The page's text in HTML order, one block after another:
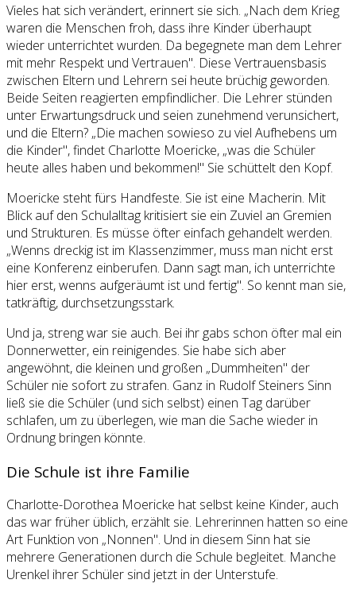
Vieles hat sich verändert, erinnert sie sich. „Nach dem Krieg
waren die Menschen froh, dass ihre Kinder überhaupt
wieder unterrichtet wurden. Da begegnete man dem Lehrer
mit mehr Respekt und Vertrauen". Diese Vertrauensbasis
zwischen Eltern und Lehrern sei heute brüchig geworden.
Beide Seiten reagierten empfindlicher. Die Lehrer stünden
unter Erwartungsdruck und seien zunehmend verunsichert,
und die Eltern? „Die machen sowieso zu viel Aufhebens um
die Kinder", findet Charlotte Moericke, „was die Schüler
heute alles haben und bekommen!" Sie schüttelt den Kopf.
Moericke steht fürs Handfeste. Sie ist eine Macherin. Mit
Blick auf den Schulalltag kritisiert sie ein Zuviel an Gremien
und Strukturen. Es müsse öfter einfach gehandelt werden.
„Wenns dreckig ist im Klassenzimmer, muss man nicht erst
eine Konferenz einberufen. Dann sagt man, ich unterrichte
hier erst, wenns aufgeräumt ist und fertig". So kennt man sie,
tatkräftig, durchsetzungsstark.
Und ja, streng war sie auch. Bei ihr gabs schon öfter mal ein
Donnerwetter, ein reinigendes. Sie habe sich aber
angewöhnt, die kleinen und großen „Dummheiten" der
Schüler nie sofort zu strafen. Ganz in Rudolf Steiners Sinn
ließ sie die Schüler (und sich selbst) einen Tag darüber
schlafen, um zu überlegen, wie man die Sache wieder in
Ordnung bringen könnte.
Die Schule ist ihre Familie
Charlotte-Dorothea Moericke hat selbst keine Kinder, auch
das war früher üblich, erzählt sie. Lehrerinnen hatten so eine
Art Funktion von „Nonnen". Und in diesem Sinn hat sie
mehrere Generationen durch die Schule begleitet. Manche
Urenkel ihrer Schüler sind jetzt in der Unterstufe.